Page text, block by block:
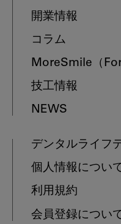
開業情報
コラム
MoreSmile （
技工情報
NEWS
デンタルライフ
個人情報について
利用規約
会員登録につい